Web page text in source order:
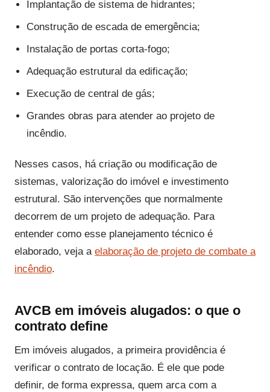
Implantação de sistema de hidrantes;
Construção de escada de emergência;
Instalação de portas corta-fogo;
Adequação estrutural da edificação;
Execução de central de gás;
Grandes obras para atender ao projeto de
incêndio.
Nesses casos, há criação ou modificação de
sistemas, valorização do imóvel e investimento
estrutural. São intervenções que normalmente
decorrem de um projeto de adequação. Para
entender como esse planejamento técnico é
elaborado, veja a elaboração de projeto de combate a
incêndio.
AVCB em imóveis alugados: o que o
contrato define
Em imóveis alugados, a primeira providência é
verificar o contrato de locação. É ele que pode
definir, de forma expressa, quem arca com a